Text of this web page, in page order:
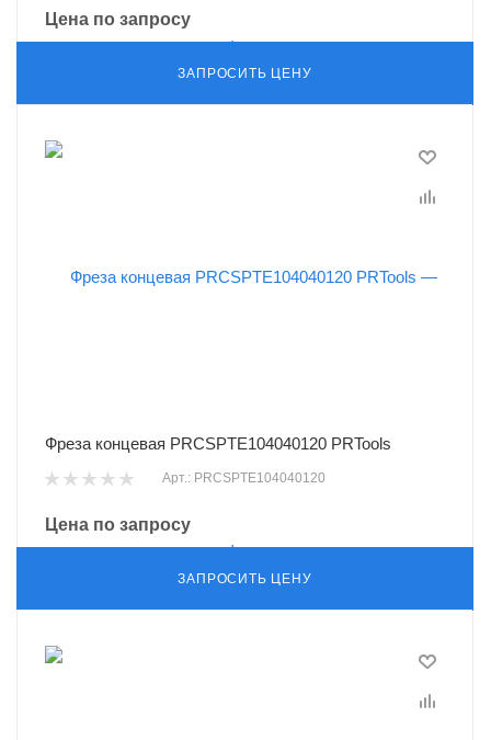
Цена по запросу
ЗАПРОСИТЬ ЦЕНУ
Фреза концевая PRCSPTE104040120 PRTools
Арт.: PRCSPTE104040120
Цена по запросу
ЗАПРОСИТЬ ЦЕНУ